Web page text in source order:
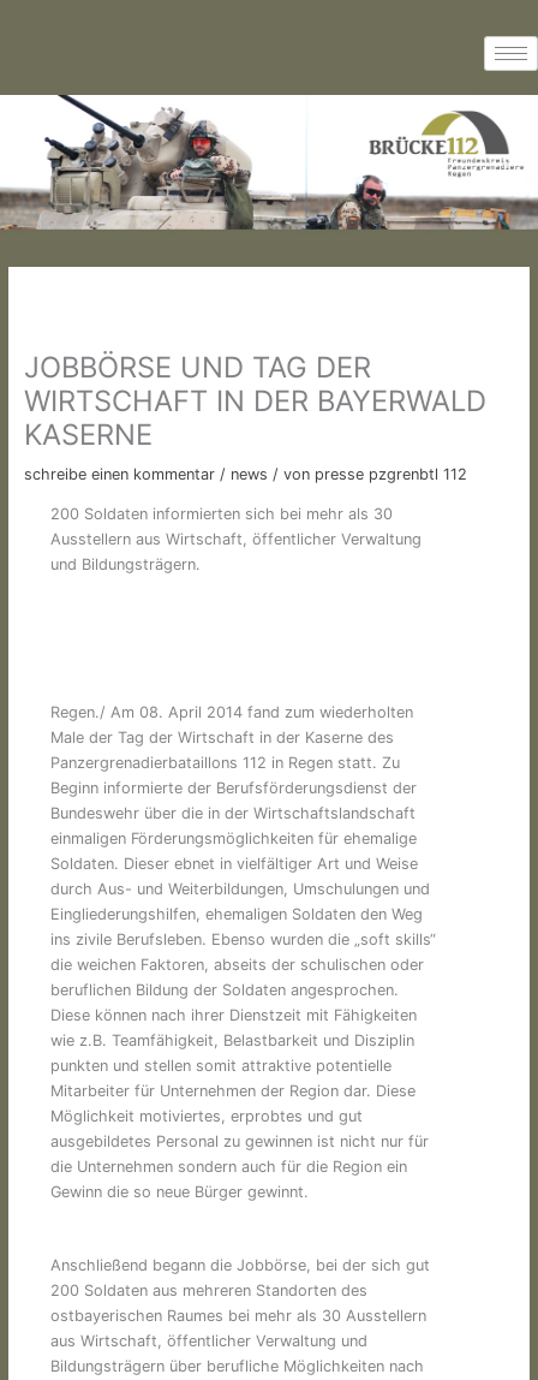
JOBBÖRSE UND TAG DER
WIRTSCHAFT IN DER BAYERWALD
KASERNE
schreibe einen kommentar / news / von presse pzgrenbtl 112
200 Soldaten informierten sich bei mehr als 30
Ausstellern aus Wirtschaft, öffentlicher Verwaltung
und Bildungsträgern.
Regen./ Am 08. April 2014 fand zum wiederholten
Male der Tag der Wirtschaft in der Kaserne des
Panzergrenadierbataillons 112 in Regen statt. Zu
Beginn informierte der Berufsförderungsdienst der
Bundeswehr über die in der Wirtschaftslandschaft
einmaligen Förderungsmöglichkeiten für ehemalige
Soldaten. Dieser ebnet in vielfältiger Art und Weise
durch Aus- und Weiterbildungen, Umschulungen und
Eingliederungshilfen, ehemaligen Soldaten den Weg
ins zivile Berufsleben. Ebenso wurden die „soft skills“
die weichen Faktoren, abseits der schulischen oder
beruflichen Bildung der Soldaten angesprochen.
Diese können nach ihrer Dienstzeit mit Fähigkeiten
wie z.B. Teamfähigkeit, Belastbarkeit und Disziplin
punkten und stellen somit attraktive potentielle
Mitarbeiter für Unternehmen der Region dar. Diese
Möglichkeit motiviertes, erprobtes und gut
ausgebildetes Personal zu gewinnen ist nicht nur für
die Unternehmen sondern auch für die Region ein
Gewinn die so neue Bürger gewinnt.
Anschließend begann die Jobbörse, bei der sich gut
200 Soldaten aus mehreren Standorten des
ostbayerischen Raumes bei mehr als 30 Ausstellern
aus Wirtschaft, öffentlicher Verwaltung und
Bildungsträgern über berufliche Möglichkeiten nach